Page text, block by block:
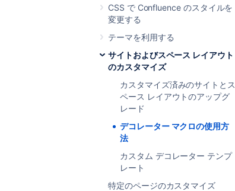
CSS で Confluence のスタイルを
変更する
テーマを利用する
サイトおよびスペース レイアウト
のカスタマイズ
カスタマイズ済みのサイトとス
ペース レイアウトのアップグ
レード
デコレーター マクロの使用方
法
カスタム デコレーター テンプ
レート
特定のページのカスタマイズ